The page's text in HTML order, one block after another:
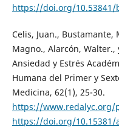
https://doi.org/10.53841/
Celis, Juan., Bustamante,
Magno., Alarcón, Walter.,
Ansiedad y Estrés
Humana del Primer y
Medicina, 62(1), 25-30.
https://www.redalyc.org/
https://doi.org/10.15381/